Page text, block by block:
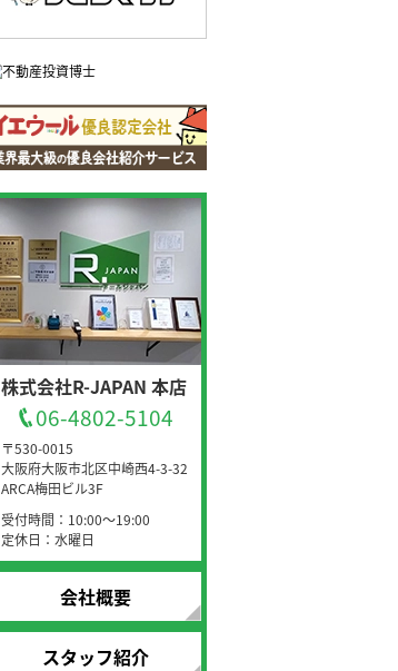
株式会社R-JAPAN 本店
06-4802-5104
〒530-0015
大阪府大阪市北区中崎西4-3-32
ARCA梅田ビル3F
受付時間：10:00～19:00
定休日：水曜日
会社概要
スタッフ紹介